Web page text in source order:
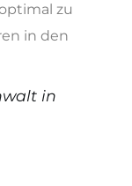
zu
in den
in